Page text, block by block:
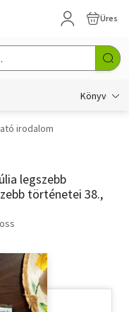
Üres
Könyv
irodalom
legszebb
történetei 38.,